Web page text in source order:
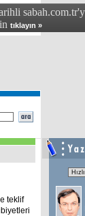
tıklayın »
teklif